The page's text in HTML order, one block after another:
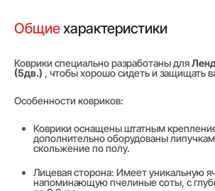
Общиехарактеристики
Коврики специально разработаны для
(5дв.) , чтобы хорошо сидеть и защищать
Особенности ковриков:
Коврики оснащены штатным
дополнительно оборудованы
скольжение по полу.
Лицевая сторона: Имеет уникальную
напоминающую пчелиные соты, с